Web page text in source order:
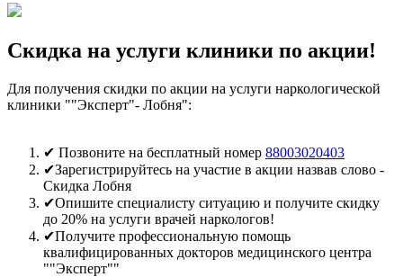
Скидка на услуги клиники по акции!
Для получения скидки по акции на услуги наркологической
клиники ""Эксперт"- Лобня":
✔︎ Позвоните на бесплатный номер 88003020403
✔︎Зарегистрируйтесь на участие в акции назвав слово -
Скидка Лобня
✔︎Опишите специалисту ситуацию и получите скидку
до 20% на услуги врачей наркологов!
✔︎Получите профессиональную помощь
квалифицированных докторов медицинского центра
""Эксперт""